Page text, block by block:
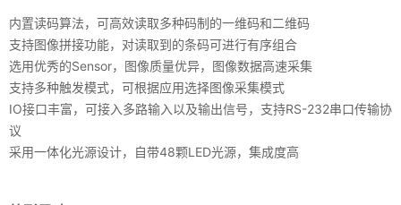
内置读码算法，可高效读取多种码制的一维码和二维码
支持图像拼接功能，对读取到的条码可进行有序组合
选用优秀的Sensor，图像质量优异，图像数据高速采集
支持多种触发模式，可根据应用选择图像采集模式
IO接口丰富，可接入多路输入以及输出信号，支持RS-232串口传输协
议
采用一体化光源设计，自带48颗LED光源，集成度高